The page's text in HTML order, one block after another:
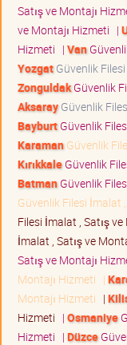
Satış ve Montajı
ve Montajı Hizmeti |
Hizmeti | Van
YozgatGüvenlik
ZonguldakGüvenlik
AksarayGüvenlik
BayburtGüvenlik
KaramanGüvenlik
KırıkkaleGüvenlik
BatmanGüvenlik
Güvenlik Filesi İmalat
Filesi İmalat , Satış
İmalat , Satış ve
Satış ve Montajı
Montajı Hizmeti |
Montajı Hizmeti |
Hizmeti | Osmaniye
Hizmeti | Düzce